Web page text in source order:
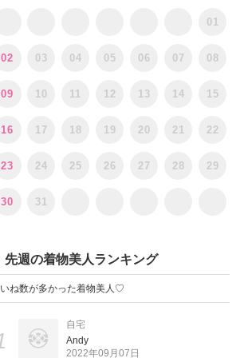
01
02 03 04 05 06 07 08
09 10 11 12 13 14 15
16 17 18 19 20 21 22
23 24 25 26 27 28 29
30 31
先週の着物美人ランキング
ね数が多かった着物美人♡
自宅
Andy
2022年09月07日